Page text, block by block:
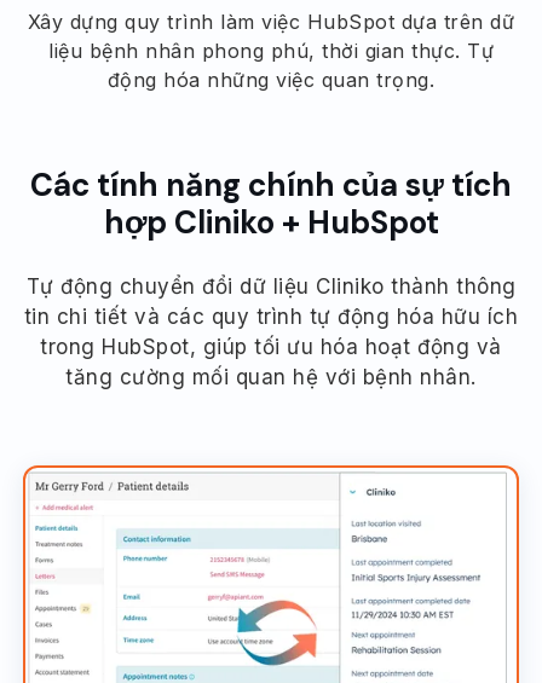
Xây dựng quy trình làm việc HubSpot dựa trên dữ
liệu bệnh nhân phong phú, thời gian thực. Tự
động hóa những việc quan trọng.
Các tính năng chính của sự tích
hợp Cliniko + HubSpot
Tự động chuyển đổi dữ liệu Cliniko thành thông
tin chi tiết và các quy trình tự động hóa hữu ích
trong HubSpot, giúp tối ưu hóa hoạt động và
tăng cường mối quan hệ với bệnh nhân.